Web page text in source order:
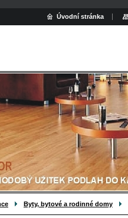
Byty, bytové a rodinné domy
Úvodní stránka